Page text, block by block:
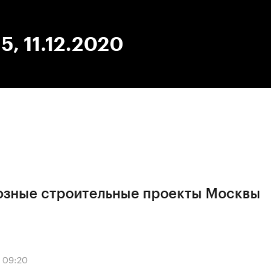
11.12.2020
строительные проекты Москвы
09:20